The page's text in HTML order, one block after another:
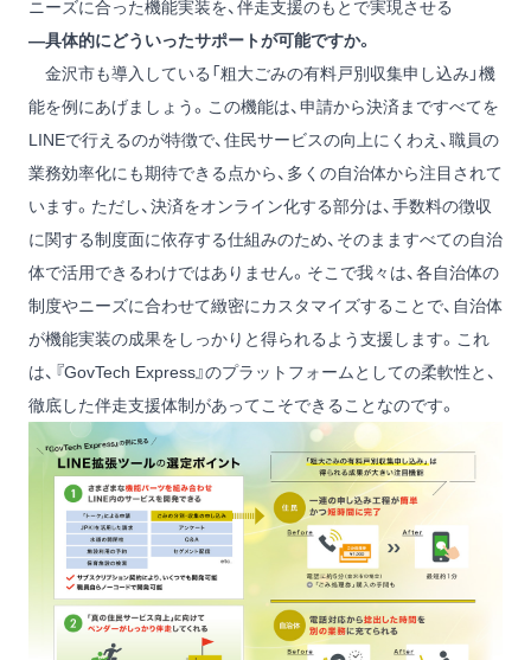
ニーズに合った機能実装を、伴走支援のもとで実現させる
―具体的にどういったサポートが可能ですか。
金沢市も導入している「粗大ごみの有料戸別収集申し込み」機
能を例にあげましょう。この機能は、申請から決済まですべてを
LINEで行えるのが特徴で、住民サービスの向上にくわえ、職員の
業務効率化にも期待できる点から、多くの自治体から注目されて
います。ただし、決済をオンライン化する部分は、手数料の徴収
に関する制度面に依存する仕組みのため、そのまますべての自治
体で活用できるわけではありません。そこで我々は、各自治体の
制度やニーズに合わせて緻密にカスタマイズすることで、自治体
が機能実装の成果をしっかりと得られるよう支援します。これ
は、『GovTech Express』のプラットフォームとしての柔軟性と、
徹底した伴走支援体制があってこそできることなのです。